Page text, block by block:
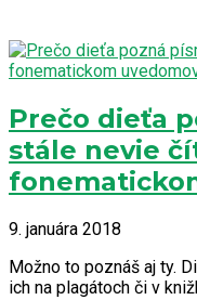
Prečo dieťa
stále nevie
9. januára 2018
Možno to poznáš aj ty.
ich na plagátoch či v